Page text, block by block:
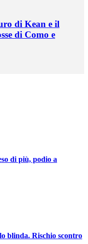
di Kean e il
di Como e
di più, podio a
blinda. Rischio scontro